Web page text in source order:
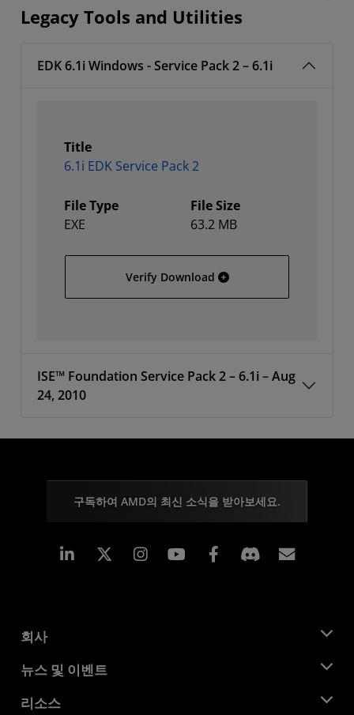
Legacy Tools and Utilities
EDK 6.1i Windows - Service Pack 2 – 6.1i
Title
6.1i EDK Service Pack 2
File Type
EXE
File Size
63.2 MB
Verify Download 6.1i EDK Service Pack 2
ISE™ Foundation Service Pack 2 – 6.1i – Aug
24, 2010
구독하여 AMD의 최신 소식을 받아보세요.
Linkedin Instagram Facebook
회사
AMD 소개
기업의 사회적 책임
뉴스 및 이벤트
뉴스룸
리소스